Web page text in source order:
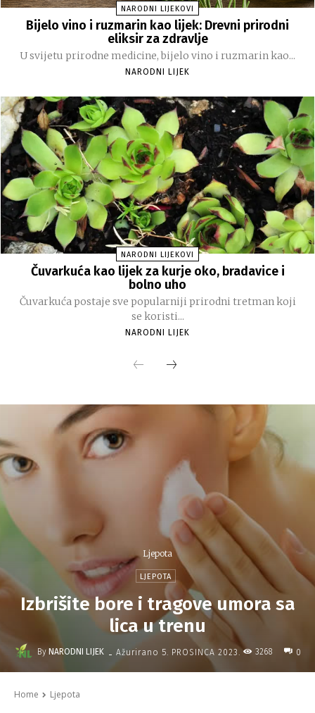
NARODNI LIJEKOVI
Bijelo vino i ruzmarin kao lijek: Drevni prirodni
eliksir za zdravlje
U svijetu prirodne medicine, bijelo vino i ruzmarin kao...
NARODNI LIJEK
NARODNI LIJEKOVI
Čuvarkuća kao lijek za kurje oko, bradavice i
bolno uho
Čuvarkuća postaje sve popularniji prirodni tretman koji
se koristi...
NARODNI LIJEK